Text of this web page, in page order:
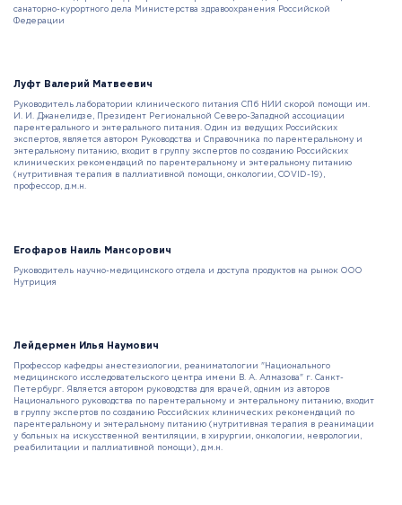
санаторно-курортного дела Министерства здравоохранения Российской
Федерации
Луфт Валерий Матвеевич
Руководитель лаборатории клинического питания СПб НИИ скорой помощи им.
И. И. Джанелидзе, Президент Региональной Северо-Западной ассоциации
парентерального и энтерального питания. Один из ведущих Российских
экспертов, является автором Руководства и Справочника по парентеральному и
энтеральному питанию, входит в группу экспертов по созданию Российских
клинических рекомендаций по парентеральному и энтеральному питанию
(нутритивная терапия в паллиативной помощи, онкологии, COVID-19),
профессор, д.м.н.
Егофаров Наиль Мансорович
Руководитель научно-медицинского отдела и доступа продуктов на рынок ООО
Нутриция
Лейдермен Илья Наумович
Профессор кафедры анестезиологии, реаниматологии "Национального
медицинского исследовательского центра имени В. А. Алмазова" г. Санкт-
Петербург. Является автором руководства для врачей, одним из авторов
Национального руководства по парентеральному и энтеральному питанию, входит
в группу экспертов по созданию Российских клинических рекомендаций по
парентеральному и энтеральному питанию (нутритивная терапия в реанимации
у больных на искусственной вентиляции, в хирургии, онкологии, неврологии,
реабилитации и паллиативной помощи), д.м.н.